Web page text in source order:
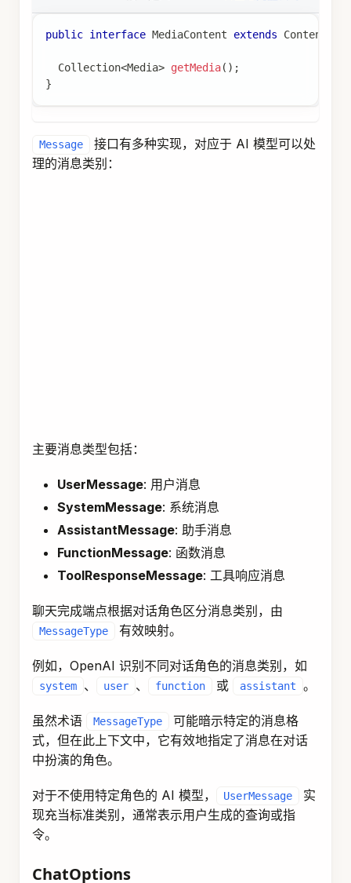
public interface MediaContent extends Content
Collection<Media> getMedia( ) ;
}
Message
接口有多种实现，对应于 AI 模型可以处
理的消息类别：
主要消息类型包括：
UserMessage: 用户消息
SystemMessage: 系统消息
AssistantMessage: 助手消息
FunctionMessage: 函数消息
ToolResponseMessage: 工具响应消息
聊天完成端点根据对话角色区分消息类别，由
MessageType 有效映射。
例如，OpenAI 识别不同对话角色的消息类别，如
system 、 user 、 function 或 assistant 。
虽然术语 MessageType
可能暗示特定的消息格
式，但在此上下文中，它有效地指定了消息在对话
中扮演的角色。
对于不使用特定角色的 AI 模型， UserMessage
实
现充当标准类别，通常表示用户生成的查询或指
令。
ChatOptions